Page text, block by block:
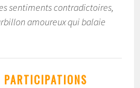
sentiments contradictoires,
amoureux qui balaie